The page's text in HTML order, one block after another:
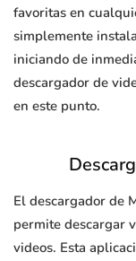
favoritas en
simplemente
iniciando de
descargador de
en este punto.
El descargador de
permite descargar
videos. Esta